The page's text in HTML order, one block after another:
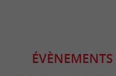
ÉVÈNEMENTS